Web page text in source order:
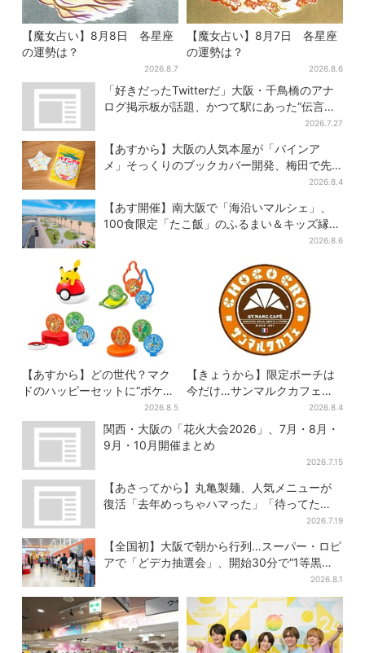
【魔女占い】8月8日 各星座
の運勢は？
2026.8.7
【魔女占い】8月7日 各星座
の運勢は？
2026.8.6
「好きだったTwitterだ」大阪・千鳥橋のアナ
ログ掲示板が話題、かつて駅にあった“伝言
2026.7.27
【あすから】大阪の人気本屋が「パインア
メ」そっくりのブックカバー開発、梅田で先
2026.8.4
【あす開催】南大阪で「海沿いマルシェ」、
100食限定「たこ飯」のふるまい＆キッズ縁日
2026.8.6
【あすから】どの世代？マク
ドのハッピーセットに“ポケモ
ンおもちゃ”、歴代30匹に「懐
かしい」と喜びの声
2026.8.5
【きょうから】限定ポーチは
今だけ…サンマルクカフェ初
の「夏福袋」、実質無料でレ
アグッズが手に入る
2026.8.4
関西・大阪の「花火大会2026」、7月・8月・
9月・10月開催まとめ
2026.7.15
【あさってから】丸亀製麺、人気メニューが
復活「去年めっちゃハマった」「待ってた
2026.7.19
【全国初】大阪で朝から行列…スーパー・ロピ
アで「どデカ抽選会」、開始30分で“1等黒毛
2026.8.1